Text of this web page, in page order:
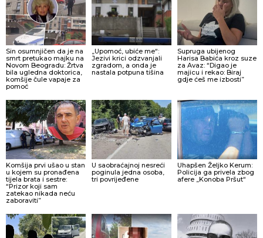
Sin osumnjičen da je na
smrt pretukao majku na
Novom Beogradu: Žrtva
bila ugledna doktorica,
komšije čule vapaje za
pomoć
„Upomoć, ubiće me“:
Jezivi krici odzvanjali
zgradom, a onda je
nastala potpuna tišina
Supruga ubijenog
Harisa Babića kroz suze
za Avaz: “Digao je
majicu i rekao: Biraj
gdje ćeš me izbosti”
Komšija prvi ušao u stan
u kojem su pronađena
tijela brata i sestre:
“Prizor koji sam
zatekao nikada neću
zaboraviti”
U saobraćajnoj nesreći
poginula jedna osoba,
tri povrijeđene
Uhapšen Željko Kerum:
Policija ga privela zbog
afere „Konoba Pršut“